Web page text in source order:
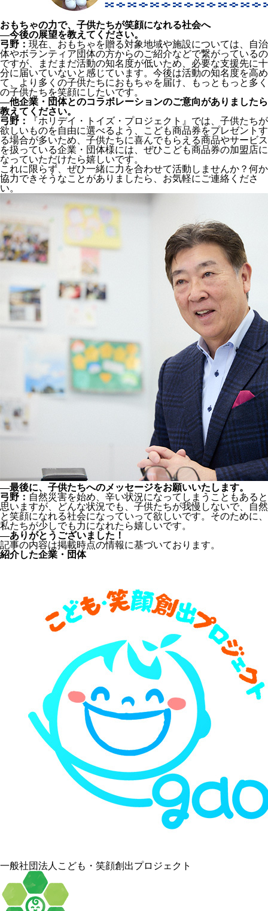
おもちゃの力で、子供たちが笑顔になれる社会へ
―今後の展望を教えてください。
弓野： 現在、おもちゃを贈る対象地域や施設については、自治
体やボランティア団体の方からのご紹介などで繋がっているの
ですが、まだまだ活動の知名度が低いため、必要な支援先に十
分に届いていないと感じています。今後は活動の知名度を高め
て、より多くの子供たちにおもちゃを届け、もっともっと多く
の子供たちを笑顔にしたいです。
―他企業・団体とのコラボレーションのご意向がありましたら
教えてください。
弓野：
『ホリデイ・トイズ・プロジェクト』では、子供たちが
欲しいものを自由に選べるよう、こども商品券をプレゼントす
る場合が多いため、子供たちに喜んでもらえる商品やサービス
を扱っている企業・団体様には、ぜひこども商品券の加盟店に
なっていただけたら嬉しいです。
これに限らず、ぜひ一緒に力を合わせて活動しませんか？何か
協力できそうなことがありましたら、お気軽にご連絡くださ
い。
―最後に、子供たちへのメッセージをお願いいたします。
弓野： 自然災害を始め、辛い状況になってしまうこともあると
思いますが、どんな状況でも、子供たちが我慢しないで、自然
と笑顔になれる社会になっていって欲しいです。そのために、
私たちが少しでも力になれたら嬉しいです。
―ありがとうございました！
記事の内容は掲載時点の情報に基づいております。
紹介した企業・団体
一般社団法人こども・笑顔創出プロジェクト